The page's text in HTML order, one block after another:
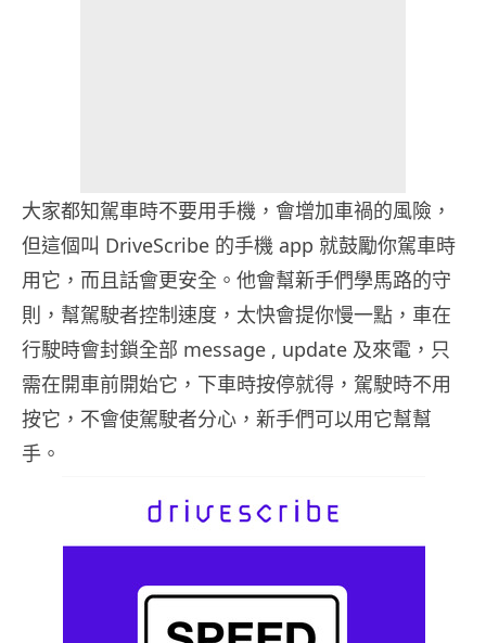
大家都知駕車時不要用手機，會增加車禍的風險，
但這個叫 DriveScribe 的手機 app 就鼓勵你駕車時
用它，而且話會更安全。他會幫新手們學馬路的守
則，幫駕駛者控制速度，太快會提你慢一點，車在
行駛時會封鎖全部 message , update 及來電，只
需在開車前開始它，下車時按停就得，駕駛時不用
按它，不會使駕駛者分心，新手們可以用它幫幫
手。